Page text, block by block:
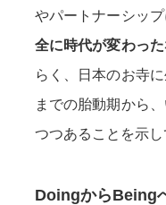
やパートナーシッ
全に時代が変わった
らく、日本のお寺
までの胎動期から
つつあることを示し
DoingからBeing